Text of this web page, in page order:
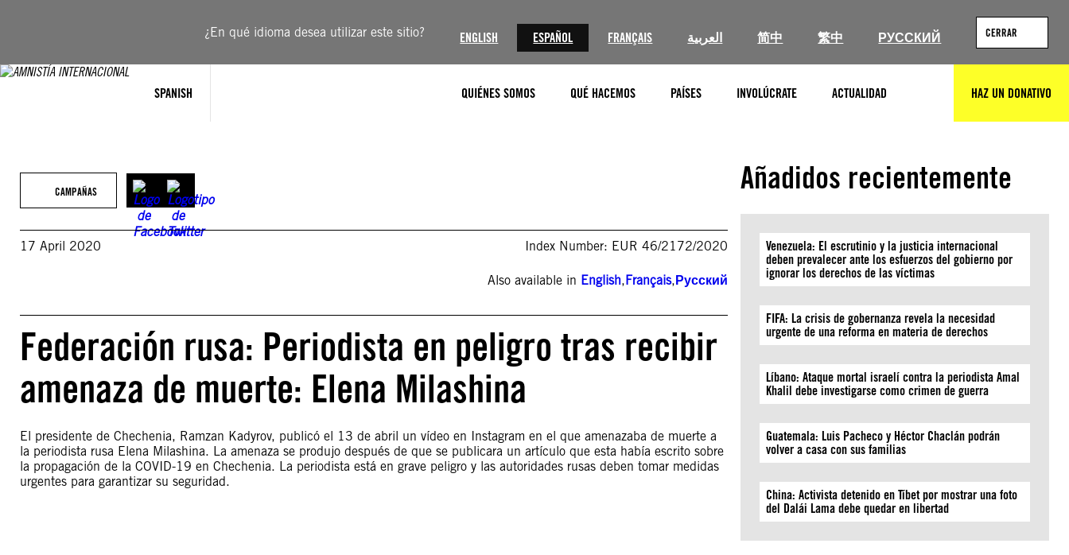
¿En qué idioma desea utilizar este sitio? ENGLISH ESPAÑOL FRANÇAIS العربية 简中 繁中 РУССКИЙ CERRAR
SPANISH QUIÉNES SOMOS QUÉ HACEMOS PAÍSES INVOLÚCRATE ACTUALIDAD HAZ UN DONATIVO
CAMPAÑAS
17 April 2020 Index Number: EUR 46/2172/2020
Also available in English,Français,Русский
Federación rusa: Periodista en peligro tras recibir
amenaza de muerte: Elena Milashina
El presidente de Chechenia, Ramzan Kadyrov, publicó el 13 de abril un vídeo en Instagram en el que amenazaba de muerte a
la periodista rusa Elena Milashina. La amenaza se produjo después de que se publicara un artículo que esta había escrito sobre
la propagación de la COVID-19 en Chechenia. La periodista está en grave peligro y las autoridades rusas deben tomar medidas
urgentes para garantizar su seguridad.
Añadidos recientemente
Venezuela: El escrutinio y la justicia internacional
deben prevalecer ante los esfuerzos del gobierno por
ignorar los derechos de las víctimas
FIFA: La crisis de gobernanza revela la necesidad
urgente de una reforma en materia de derechos
Líbano: Ataque mortal israelí contra la periodista Amal
Khalil debe investigarse como crimen de guerra
Guatemala: Luis Pacheco y Héctor Chaclán podrán
volver a casa con sus familias
China: Activista detenido en Tíbet por mostrar una foto
del Dalái Lama debe quedar en libertad